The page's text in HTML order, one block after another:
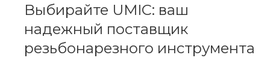
Выбирайте UMIC: ваш
надежный поставщик
резьбонарезного инструмента